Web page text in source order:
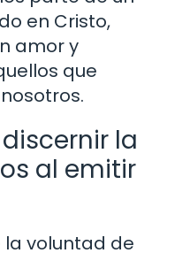
en Cristo,
amor y
que
la
al emitir
la voluntad de